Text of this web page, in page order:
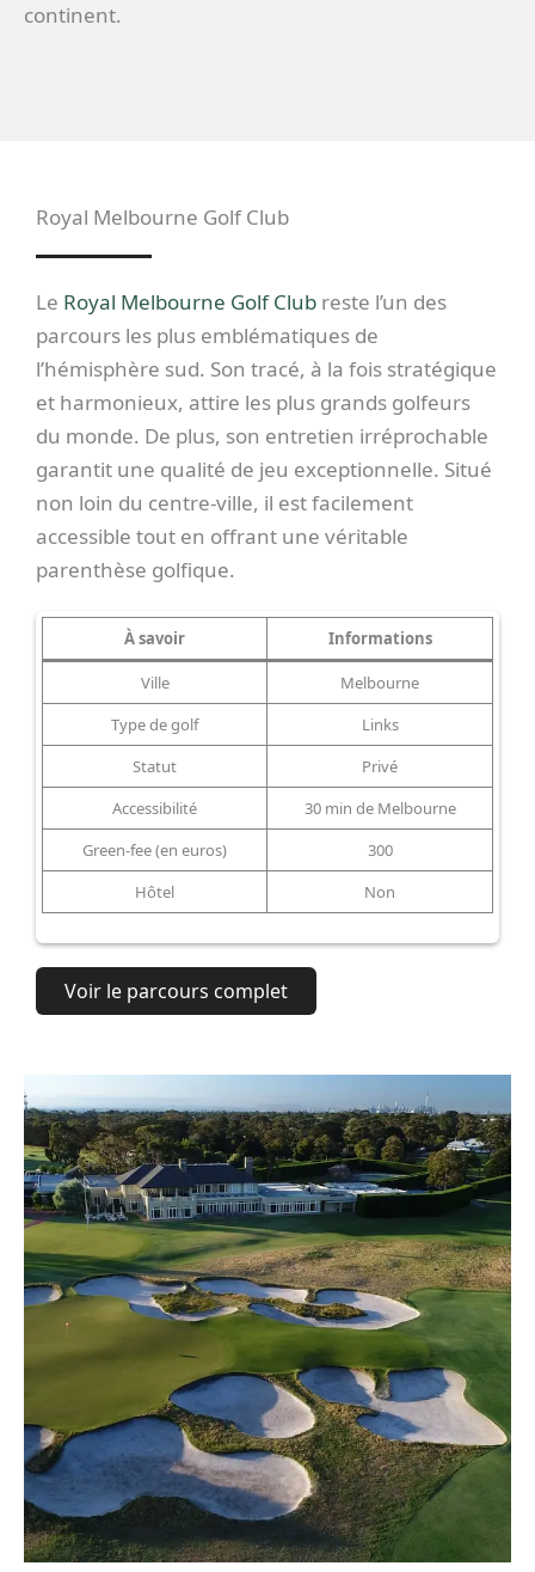
continent.
Royal Melbourne Golf Club
Le Royal Melbourne Golf Club reste l’un des
parcours les plus emblématiques de
l’hémisphère sud. Son tracé, à la fois stratégique
et harmonieux, attire les plus grands golfeurs
du monde. De plus, son entretien irréprochable
garantit une qualité de jeu exceptionnelle. Situé
non loin du centre-ville, il est facilement
accessible tout en offrant une véritable
parenthèse golfique.
À savoir Informations
Ville
Melbourne
Type de golf
Links
Statut
Privé
Accessibilité
30 min de Melbourne
Green-fee (en euros)
300
Hôtel
Non
Voir le parcours complet